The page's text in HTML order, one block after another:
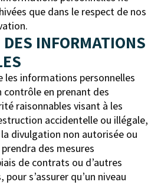
que dans le respect de nos
INFORMATIONS
les informations personnelles
contrôle en prenant des
raisonnables visant à les
accidentelle ou illégale,
divulgation non autorisée ou
prendra des mesures
de contrats ou d’autres
s’assurer qu’un niveau